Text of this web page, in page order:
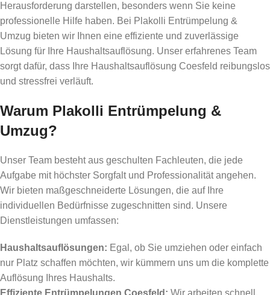
Herausforderung darstellen, besonders wenn Sie keine
professionelle Hilfe haben. Bei Plakolli Entrümpelung &
Umzug bieten wir Ihnen eine effiziente und zuverlässige
Lösung für Ihre Haushaltsauflösung. Unser erfahrenes Team
sorgt dafür, dass Ihre Haushaltsauflösung Coesfeld reibungslos
und stressfrei verläuft.
Warum Plakolli Entrümpelung &
Umzug?
Unser Team besteht aus geschulten Fachleuten, die jede
Aufgabe mit höchster Sorgfalt und Professionalität angehen.
Wir bieten maßgeschneiderte Lösungen, die auf Ihre
individuellen Bedürfnisse zugeschnitten sind. Unsere
Dienstleistungen umfassen:
Haushaltsauflösungen: Egal, ob Sie umziehen oder einfach
nur Platz schaffen möchten, wir kümmern uns um die komplette
Auflösung Ihres Haushalts.